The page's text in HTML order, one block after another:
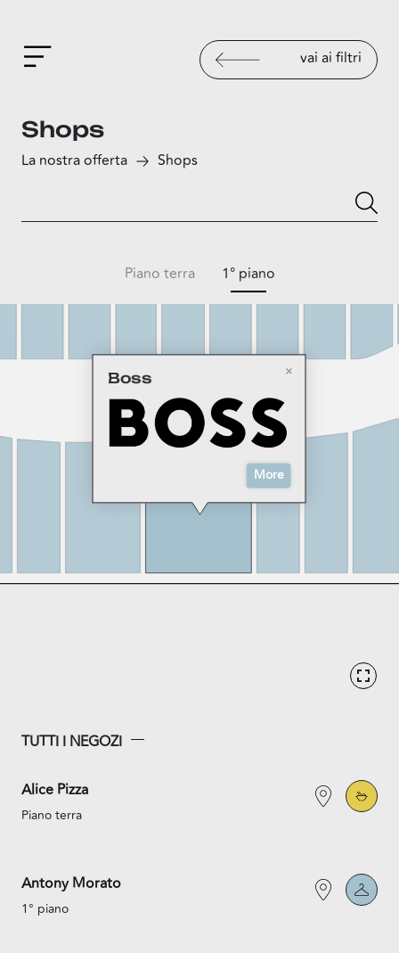
vai ai filtri
Shops
La nostra offerta Shops
Boss
More
Piano terra 1° piano
TUTTI I NEGOZI
Alice Pizza
Piano terra
Antony Morato
1° piano